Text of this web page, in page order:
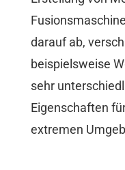
darauf ab,
beispielsweise
sehr
Eigenschaften
extremen